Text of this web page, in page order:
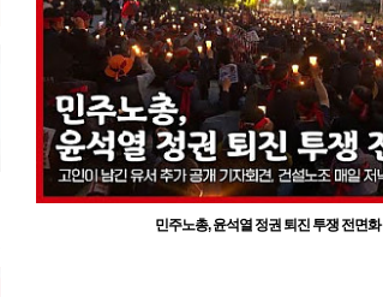
민주노총, 윤석열 정권 퇴진 투쟁 전면화